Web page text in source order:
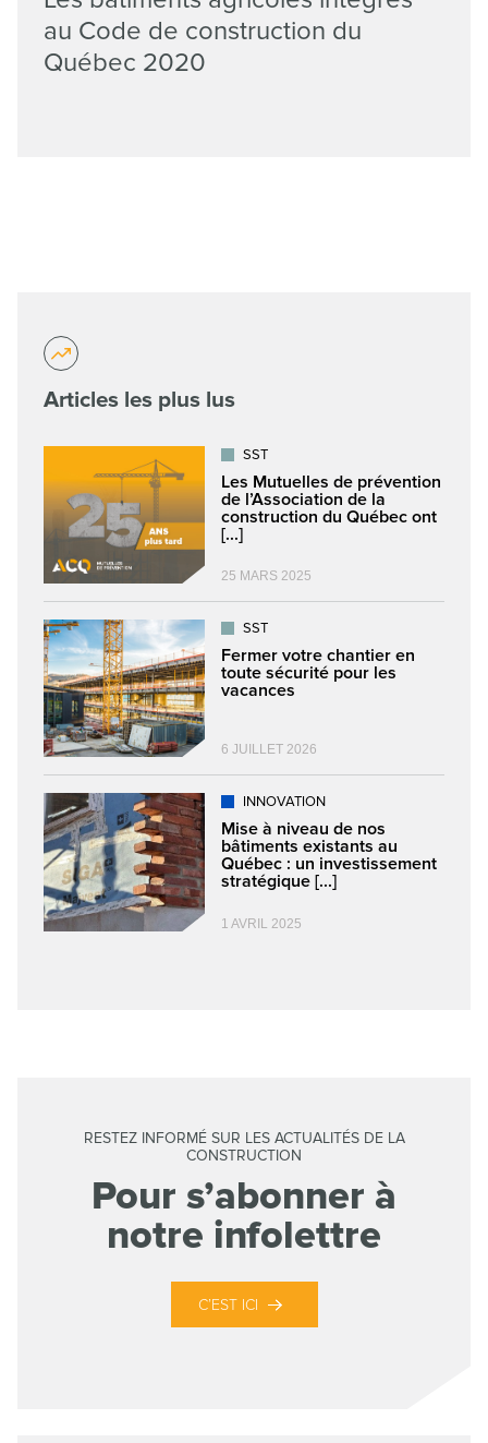
au Code de construction du
Québec 2020
Articles les plus lus
SST
Les Mutuelles de prévention
de l’Association de la
construction du Québec ont
[...]
25 MARS 2025
SST
Fermer votre chantier en
toute sécurité pour les
vacances
6 JUILLET 2026
INNOVATION
Mise à niveau de nos
bâtiments existants au
Québec : un investissement
stratégique [...]
1 AVRIL 2025
RESTEZ INFORMÉ SUR LES ACTUALITÉS DE LA
CONSTRUCTION
Pour s’abonner à
notre infolettre
C’EST ICI